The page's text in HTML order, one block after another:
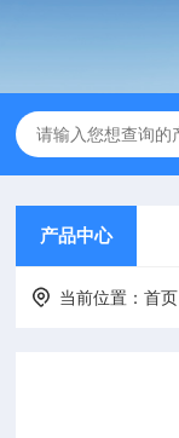
产品中心
当前位置：首页